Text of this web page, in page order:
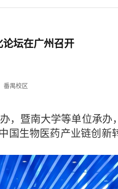
坛在广州召开
番禺校区
暨南大学等单位承办
国生物医药产业链创新